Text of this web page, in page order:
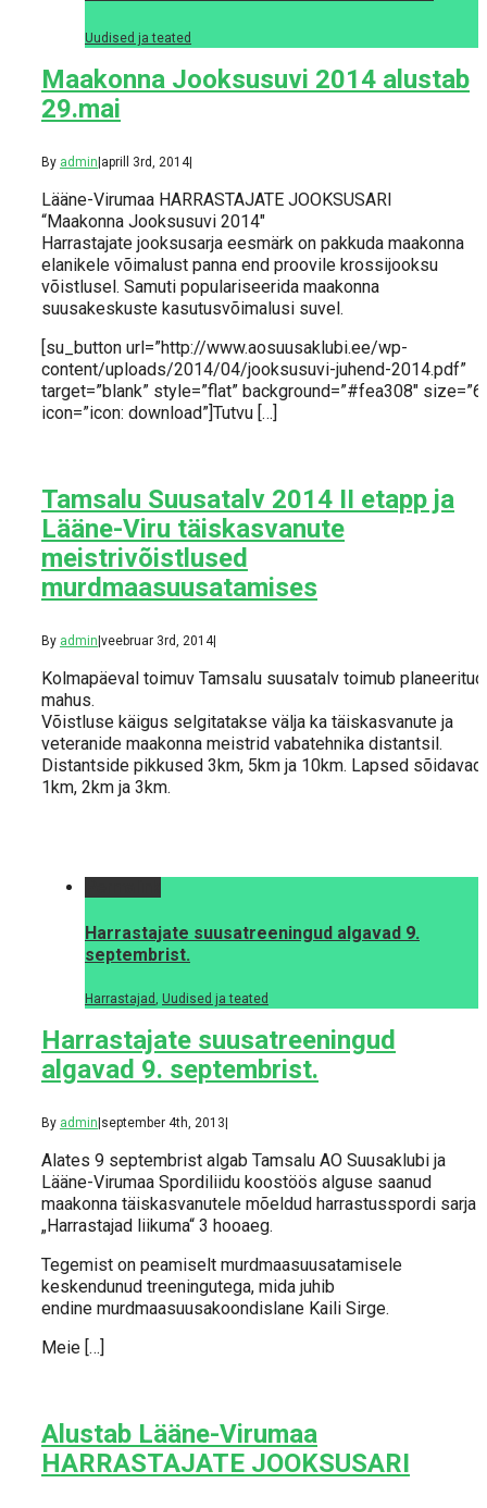
Uudised ja teated
Maakonna Jooksusuvi 2014 alustab
29.mai
By admin aprill 3rd, 2014|
Lääne-Virumaa HARRASTAJATE JOOKSUSARI
“Maakonna Jooksusuvi 2014″
Harrastajate jooksusarja eesmärk on pakkuda maakonna
elanikele võimalust panna end proovile krossijooksu
võistlusel. Samuti populariseerida maakonna
suusakeskuste kasutusvõimalusi suvel.
[su_button url=”http://www.aosuusaklubi.ee/wp-
content/uploads/2014/04/jooksusuvi-juhend-2014.pdf”
target=”blank” style=”flat” background=”#fea308″ size=”6″
icon=”icon: download”]Tutvu […]
Tamsalu Suusatalv 2014 II etapp ja
Lääne-Viru täiskasvanute
meistrivõistlused
murdmaasuusatamises
By admin veebruar 3rd, 2014|
Kolmapäeval toimuv Tamsalu suusatalv toimub planeeritud
mahus.
Võistluse käigus selgitatakse välja ka täiskasvanute ja
veteranide maakonna meistrid vabatehnika distantsil.
Distantside pikkused 3km, 5km ja 10km. Lapsed sõidavad
1km, 2km ja 3km.
Harrastajate suusatreeningud algavad 9.
septembrist.
Harrastajad , Uudised ja teated
Harrastajate suusatreeningud
algavad 9. septembrist.
By admin september 4th, 2013
Alates 9 septembrist algab Tamsalu AO Suusaklubi ja
Lääne-Virumaa Spordiliidu koostöös alguse saanud
maakonna täiskasvanutele mõeldud harrastusspordi sarja
„Harrastajad liikuma“ 3 hooaeg.
Tegemist on peamiselt murdmaasuusatamisele
keskendunud treeningutega, mida juhib
endine murdmaasuusakoondislane Kaili Sirge.
Meie […]
Alustab Lääne-Virumaa
HARRASTAJATE JOOKSUSARI